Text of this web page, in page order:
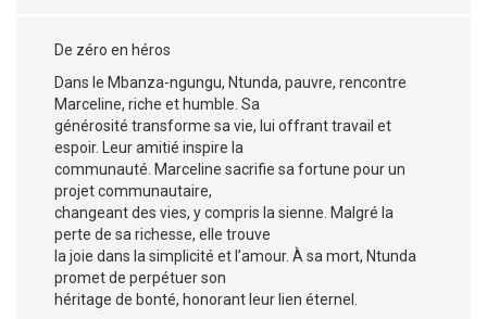
De zéro en héros
Dans le Mbanza-ngungu, Ntunda, pauvre, rencontre
Marceline, riche et humble. Sa
générosité transforme sa vie, lui offrant travail et
espoir. Leur amitié inspire la
communauté. Marceline sacrifie sa fortune pour un
projet communautaire,
changeant des vies, y compris la sienne. Malgré la
perte de sa richesse, elle trouve
la joie dans la simplicité et l’amour. À sa mort, Ntunda
promet de perpétuer son
héritage de bonté, honorant leur lien éternel.